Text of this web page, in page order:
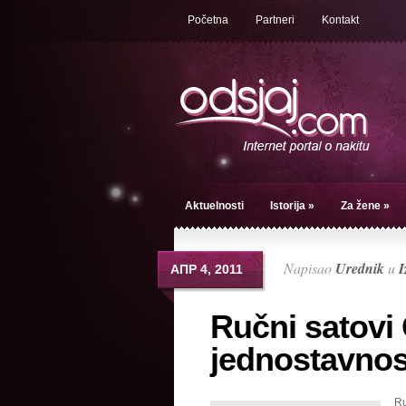
Početna Partneri Kontakt
Aktuelnosti Istorija » Za žene »
АПР 4, 2011 Napisao Urednik u
Ručni satovi